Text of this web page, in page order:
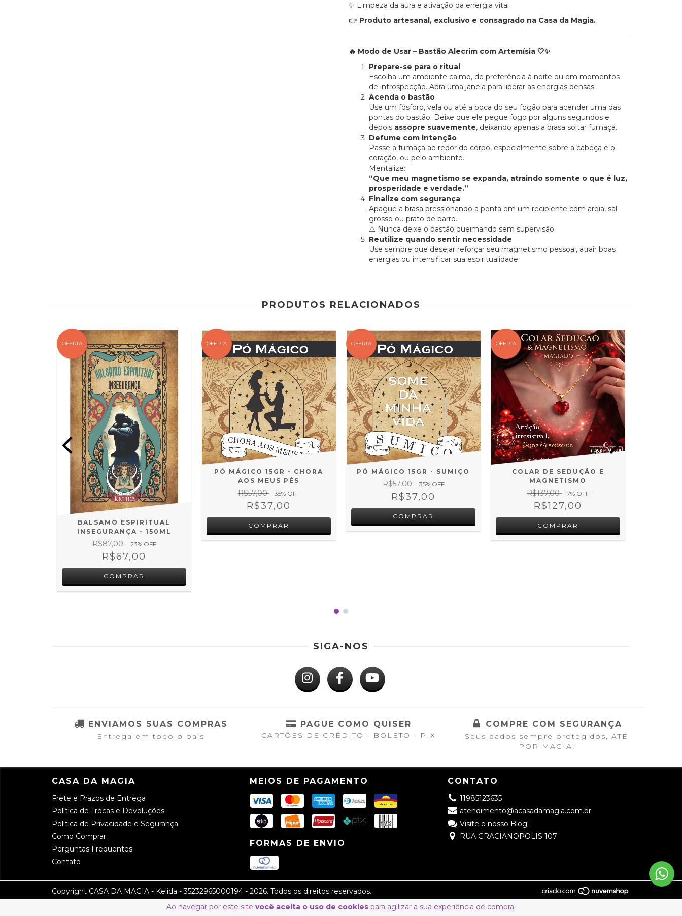
Ao navegar por este site você aceita o uso de cookies para agilizar a sua experiência de compra.
✨ Limpeza da aura e ativação da energia vital
👉 Produto artesanal, exclusivo e consagrado na Casa da Magia.
🔥 Modo de Usar – Bastão Alecrim com Artemísia 🤍✨
Prepare-se para o ritual
Escolha um ambiente calmo, de preferência à noite ou em momentos
de introspecção. Abra uma janela para liberar as energias densas.
Acenda o bastão
Use um fósforo, vela ou até a boca do seu fogão para acender uma das
pontas do bastão. Deixe que ele pegue fogo por alguns segundos e
depois assopre suavemente, deixando apenas a brasa soltar fumaça.
Defume com intenção
Passe a fumaça ao redor do corpo, especialmente sobre a cabeça e o
coração, ou pelo ambiente.
Mentalize:
“Que meu magnetismo se expanda, atraindo somente o que é luz,
prosperidade e verdade.”
Finalize com segurança
Apague a brasa pressionando a ponta em um recipiente com areia, sal
grosso ou prato de barro.
⚠️ Nunca deixe o bastão queimando sem supervisão.
Reutilize quando sentir necessidade
Use sempre que desejar reforçar seu magnetismo pessoal, atrair boas
energias ou intensificar sua espiritualidade.
PRODUTOS RELACIONADOS
OFERTA
BALSAMO ESPIRITUAL
INSEGURANÇA - 150ML
R$87,00 23% OFF
R$67,00
OFERTA
PÓ MÁGICO 15GR - CHORA
AOS MEUS PÉS
R$57,00 35% OFF
R$37,00
OFERTA
PÓ MÁGICO 15GR - SUMIÇO
R$57,00 35% OFF
R$37,00
OFERTA
COLAR DE SEDUÇÃO E
MAGNETISMO
R$137,00 7% OFF
R$127,00
SIGA-NOS
ENVIAMOS SUAS COMPRAS
Entrega em todo o país
PAGUE COMO QUISER
CARTÕES DE CRÉDITO - BOLETO - PIX
COMPRE COM SEGURANÇA
Seus dados sempre protegidos, ATÉ
POR MAGIA!
CASA DA MAGIA
Frete e Prazos de Entrega
Política de Trocas e Devoluções
Politica de Privacidade e Segurança
Como Comprar
Perguntas Frequentes
Contato
MEIOS DE PAGAMENTO
FORMAS DE ENVIO
CONTATO
11985123635
atendimento@acasadamagia.com.br
Visite o nosso Blog!
RUA GRACIANOPOLIS 107
Copyright CASA DA MAGIA - Kelida - 35232965000194 - 2026. Todos os direitos reservados.